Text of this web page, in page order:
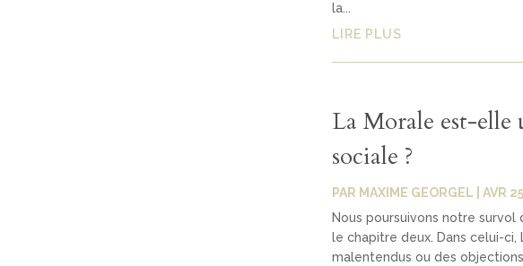
la...
LIRE PLUS
La Morale est-
sociale ?
PAR MAXIME GEORGEL AVR
Nous poursuivons notre
le chapitre deux. Dans celui-
malentendus ou des